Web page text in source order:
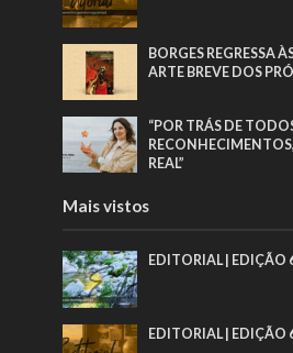
BORGES REGRESSA
ARTE BREVE DOS
“POR TRÁS DE
REAL”
Mais vistos
EDITORIAL | EDIÇÃO
EDITORIAL | EDIÇÃO